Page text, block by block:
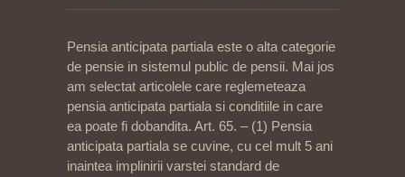
Pensia anticipata partiala este o alta categorie
de pensie in sistemul public de pensii. Mai jos
am selectat articolele care reglemeteaza
pensia anticipata partiala si conditiile in care
ea poate fi dobandita. Art. 65. – (1) Pensia
anticipata partiala se cuvine, cu cel mult 5 ani
inaintea implinirii varstei standard de